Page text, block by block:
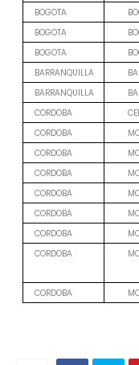
BOGOTA
BOGOTA
BOGOTA
BARRANQUILLA
BARRANQUILLA
CORDOBA
CORDOBA
CORDOBA
CORDOBA
CORDOBA
CORDOBA
CORDOBA
CORDOBA
CORDOBA